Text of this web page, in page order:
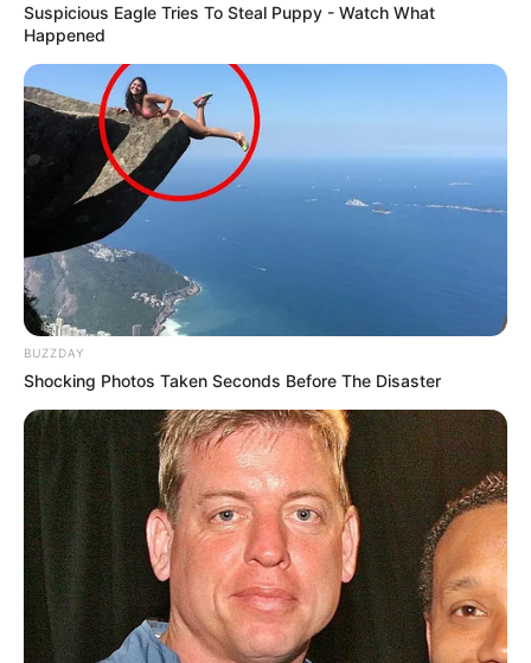
Suspicious Eagle Tries To Steal Puppy - Watch What
Happened
BUZZDAY
Shocking Photos Taken Seconds Before The Disaster